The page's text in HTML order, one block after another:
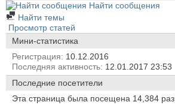
Найти сообщения
Найти темы
Просмотр статей
Мини-статистика
Регистрация
10.12.2016
Последняя активность 12.01.2017 23:53
Последние посетители
Эта страница была посещена 14,384 раз